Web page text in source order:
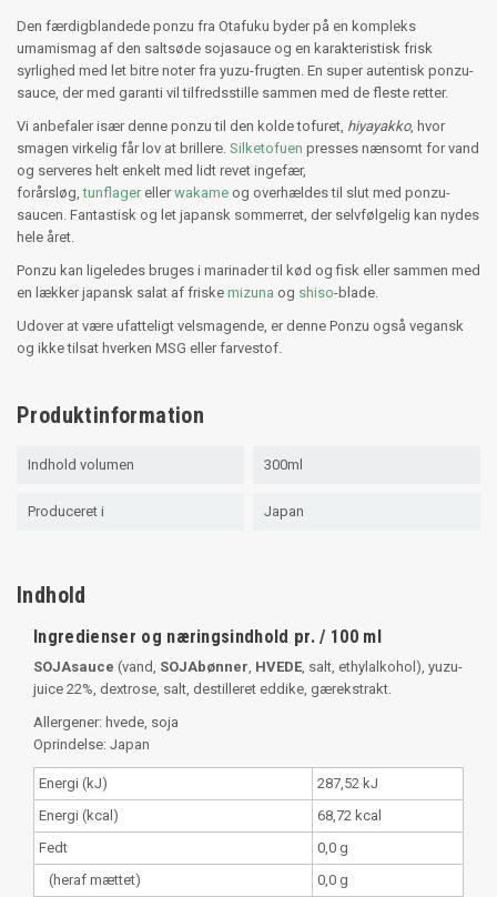
Den færdigblandede ponzu fra Otafuku byder på en kompleks
umamismag af den saltsøde sojasauce og en karakteristisk frisk
syrlighed med let bitre noter fra yuzu-frugten. En super autentisk ponzu-
sauce, der med garanti vil tilfredsstille sammen med de fleste retter.
Vi anbefaler især denne ponzu til den kolde tofuret, hiyayakko, hvor
smagen virkelig får lov at brillere. Silketofuen presses nænsomt for vand
og serveres helt enkelt med lidt revet ingefær,
forårsløg,tunflager ellerwakame og overhældes til slut med ponzu-
saucen. Fantastisk og let japansk sommerret, der selvfølgelig kan nydes
hele året.
Ponzu kan ligeledes bruges i marinader til kød og fisk eller sammen med
en lækker japansk salat af friske mizuna og shiso-blade.
Udover at være ufatteligt velsmagende, er denne Ponzu også vegansk
og ikke tilsat hverken MSG eller farvestof.
Produktinformation
Indhold volumen 300ml
Produceret i Japan
Indhold
Ingredienser og næringsindhold pr. / 100 ml
SOJAsauce (vand, SOJAbønner, HVEDE, salt, ethylalkohol), yuzu-
juice 22%, dextrose, salt, destilleret eddike, gærekstrakt.
Allergener: hvede, soja
Oprindelse: Japan
Energi (kJ)
287,52 kJ
Energi (kcal)
68,72 kcal
Fedt
0,0 g
(heraf mættet)
0,0 g